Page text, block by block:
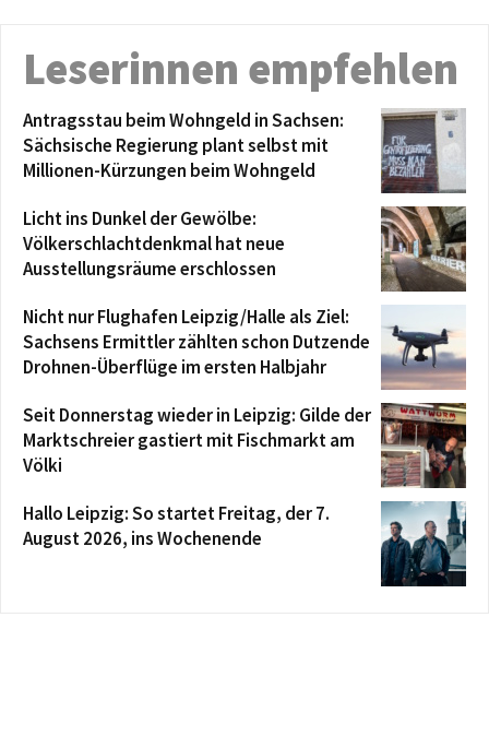
Leserinnen empfehlen
Antragsstau beim Wohngeld in Sachsen:
Sächsische Regierung plant selbst mit
Millionen-Kürzungen beim Wohngeld
Licht ins Dunkel der Gewölbe:
Völkerschlachtdenkmal hat neue
Ausstellungsräume erschlossen
Nicht nur Flughafen Leipzig/Halle als Ziel:
Sachsens Ermittler zählten schon Dutzende
Drohnen-Überflüge im ersten Halbjahr
Seit Donnerstag wieder in Leipzig: Gilde der
Marktschreier gastiert mit Fischmarkt am
Völki
Hallo Leipzig: So startet Freitag, der 7.
August 2026, ins Wochenende